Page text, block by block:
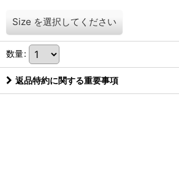
Size を選択してください
数量:
返品特約に関する重要事項